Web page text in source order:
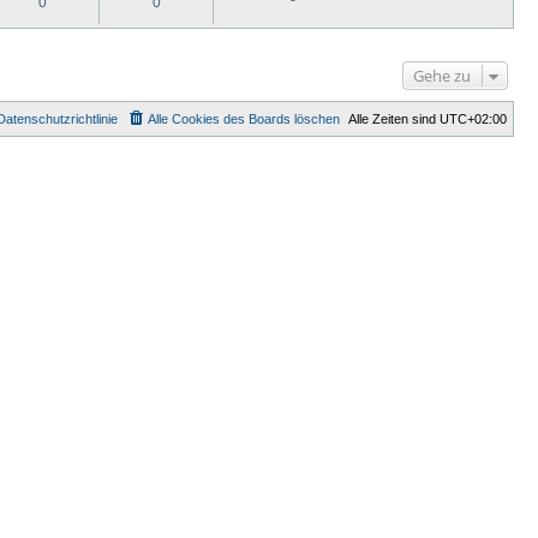
a
Gehe zu
Alle Zeiten sind UTC+02:00
Alle Cookies des Boards löschen